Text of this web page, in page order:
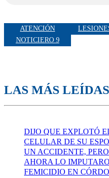
ATENCIÓN
NOTICIERO 9
LAS MÁS LEÍDAS
DIJO QUE EXPLOTÓ
CELULAR DE SU
UN ACCIDENTE, PERO
AHORA LO
FEMICIDIO EN